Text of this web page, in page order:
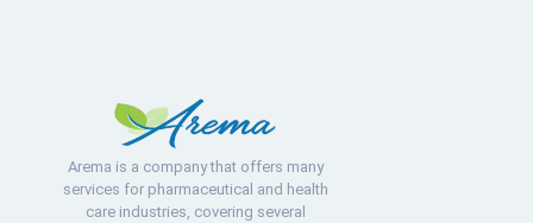
Arema is a company that offers many
services for pharmaceutical and health
care industries, covering several